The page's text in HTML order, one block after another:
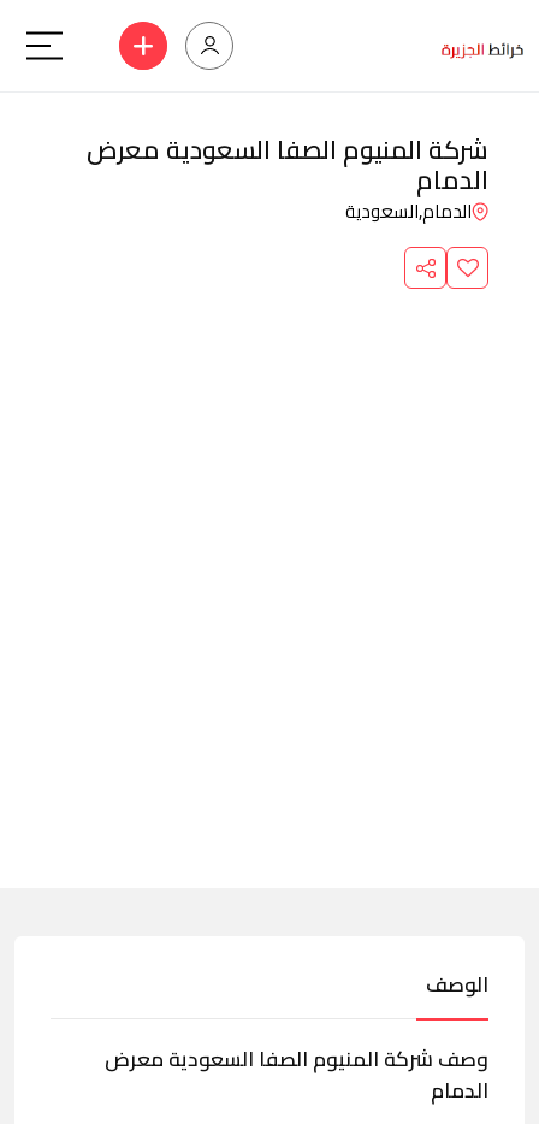
شركة المنيوم الصفا السعودية معرض
الدمام
الدمام,السعودية
الوصف
وصف شركة المنيوم الصفا السعودية معرض
الدمام